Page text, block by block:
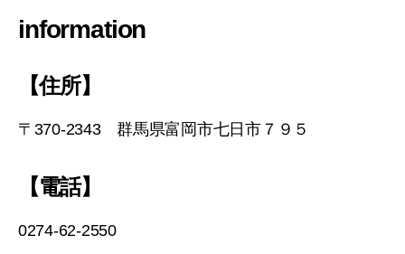
information
【住所】
〒370-2343 群馬県富岡市七日市７９５
【電話】
0274-62-2550